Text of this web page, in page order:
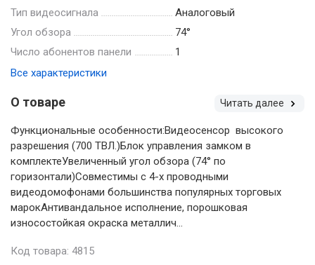
Тип видеосигнала
Аналоговый
Угол обзора
74°
Число абонентов панели
1
Все характеристики
О товаре Читать далее
Функциональные особенности:Видеосенсор высокого
разрешения (700 ТВЛ.)Блок управления замком в
комплектеУвеличенный угол обзора (74° по
горизонтали)Совместимы с 4-х проводными
видеодомофонами большинства популярных торговых
марокАнтивандальное исполнение, порошковая
износостойкая окраска металлич...
Код товара: 4815